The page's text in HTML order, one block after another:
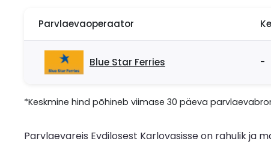
Parvlaevaoperaator
Blue Star Ferries -
*Keskmine hind põhineb viimase 30 päeva
Parvlaevareis Evdilosest Karlovasisse on rahulik ja